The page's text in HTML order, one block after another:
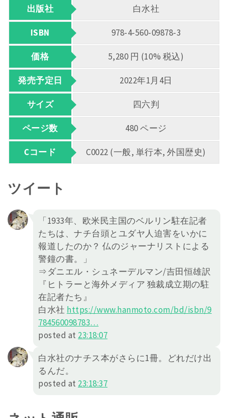
出版社 白水社
ISBN 978-4-560-09878-3
価格 5,280 円 (10% 税込)
発売予定日 2022年1月4日
サイズ 四六判
ページ数 480 ページ
Cコード C0022 (一般, 単行本, 外国歴史)
ツイート
「1933年、欧米民主国のベルリン駐在記者
たちは、ナチ台頭とユダヤ人迫害をいかに
報道したのか？ 仏のジャーナリストによる
警鐘の書。」
⇒ダニエル・シュネーデルマン/吉田恒雄訳
『ヒトラーと海外メディア 独裁成立期の駐
在記者たち』
白水社 https://www.hanmoto.com/bd/isbn/9
784560098783…
posted at 23:18:07
白水社のナチス本がさらに1冊。どれだけ出
るんだ。
posted at 23:18:37